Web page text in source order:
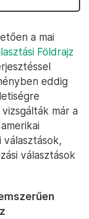
a mai
Földrajz
eddig
már a
választások